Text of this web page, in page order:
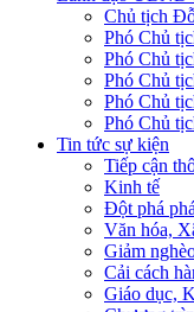
Chủ tịch
Phó Chủ
Phó Chủ
Phó Chủ
Phó Chủ
Phó Chủ
Tin tức sự kiện
Tiếp cận
Kinh tế
Đột phá
Văn hóa,
Giảm
Cải cách
Giáo dục,